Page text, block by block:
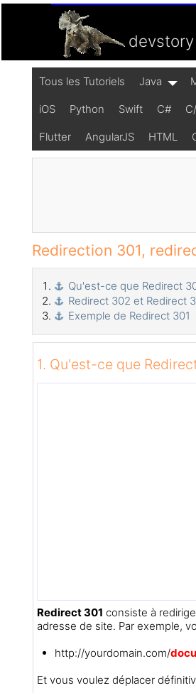
devstory
Tous les Tutoriels Java
iOS Python Swift C#
Flutter AngularJS HTML
Redirection 301,
Qu'est-ce que Redirect
Redirect 302 et Redirect
Exemple de Redirect 301
1. Qu'est-ce que
Redirect 301 consiste à
adresse de site. Par exemple,
http://yourdomain.com/
Et vous voulez déplacer